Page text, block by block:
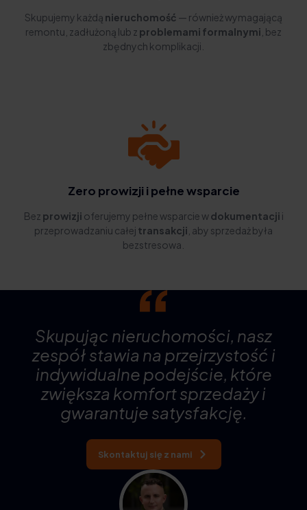
Skupujemy każdą nieruchomość — również wymagającą
remontu, zadłużoną lub z problemami formalnymi , bez
zbędnych komplikacji.
Zero prowizji i pełne wsparcie
Bez prowizji oferujemy pełne wsparcie wdokumentacji i
przeprowadzaniu całej transakcji , aby sprzedaż była
bezstresowa.
Skupując nieruchomości, nasz
zespół stawia na przejrzystość i
indywidualne podejście, które
zwiększa komfort sprzedaży i
gwarantuje satysfakcję.
Skontaktuj się z nami